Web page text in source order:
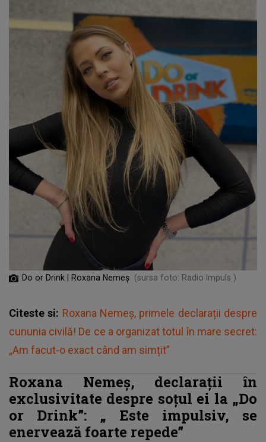
Do or Drink | Roxana Nemeș (sursa foto: Radio Impuls )
Citeste si: Roxana Nemeș, primele declarații despre
cununia civilă! De ce a organizat totul în mare secret:
„Am facut-o exact când am simțit”
Roxana Nemeș, declarații în
exclusivitate despre soțul ei la „Do
or Drink”: „ Este impulsiv, se
enervează foarte repede”